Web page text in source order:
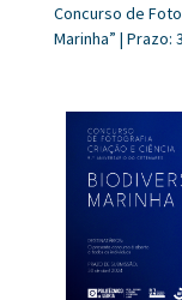
Concurso de
Marinha” | Prazo: